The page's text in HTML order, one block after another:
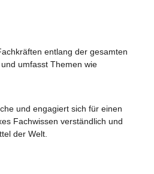
entlang der gesamten
umfasst Themen wie
und engagiert sich für einen
Fachwissen verständlich und
der Welt.